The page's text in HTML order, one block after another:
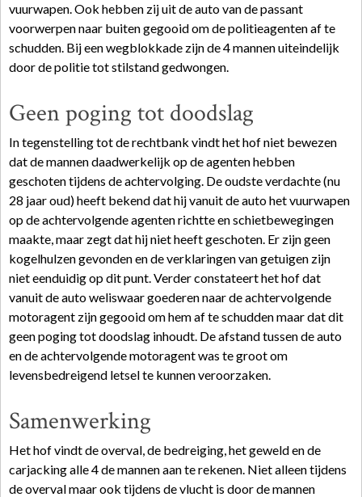
vuurwapen. Ook hebben zij uit de auto van de passant
voorwerpen naar buiten gegooid om de politieagenten af te
schudden. Bij een wegblokkade zijn de 4 mannen uiteindelijk
door de politie tot stilstand gedwongen.
Geen poging tot doodslag
In tegenstelling tot de rechtbank vindt het hof niet bewezen
dat de mannen daadwerkelijk op de agenten hebben
geschoten tijdens de achtervolging. De oudste verdachte (nu
28 jaar oud) heeft bekend dat hij vanuit de auto het vuurwapen
op de achtervolgende agenten richtte en schietbewegingen
maakte, maar zegt dat hij niet heeft geschoten. Er zijn geen
kogelhulzen gevonden en de verklaringen van getuigen zijn
niet eenduidig op dit punt. Verder constateert het hof dat
vanuit de auto weliswaar goederen naar de achtervolgende
motoragent zijn gegooid om hem af te schudden maar dat dit
geen poging tot doodslag inhoudt. De afstand tussen de auto
en de achtervolgende motoragent was te groot om
levensbedreigend letsel te kunnen veroorzaken.
Samenwerking
Het hof vindt de overval, de bedreiging, het geweld en de
carjacking alle 4 de mannen aan te rekenen. Niet alleen tijdens
de overval maar ook tijdens de vlucht is door de mannen